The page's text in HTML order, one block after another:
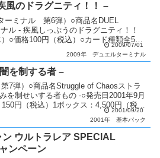
風のドラグニティ！！ –
ーミナル 第6弾）○商品名DUEL
ル - 疾風しっぷうのドラグニティ！！
○価格100円（税込）○カード種類全50
2009/07/01
2009年
デュエルターミナル
を制する者 –
7弾）○商品名Struggle of Chaosストラ
を制せいする者もの -○発売日2001年9月
円（税込）1ボックス：4,500円（税
2001/09/20
2001年
基本パック
ン ウルトラレア SPECIAL
ンペーン